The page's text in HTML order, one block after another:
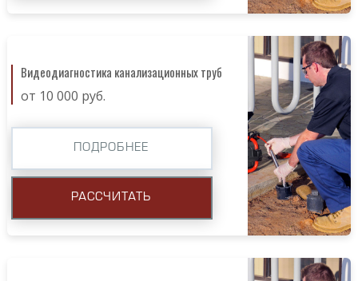
Видеодиагностика канализационных труб
от 10 000 руб.
ПОДРОБНЕЕ
РАССЧИТАТЬ